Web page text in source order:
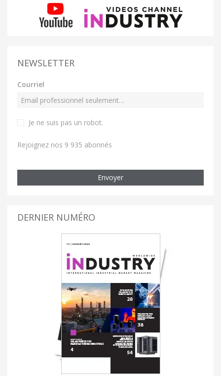
NEWSLETTER
Courriel
Je ne suis pas un robot.
Rejoignez nos 9 935 abonnés
Envoyer
DERNIER NUMÉRO